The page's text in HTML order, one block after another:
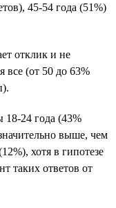
45-54 года (51%)
отклик и не
все (от 50 до 63%
18-24 года (43%
выше, чем
хотя в гипотезе
таких ответов от